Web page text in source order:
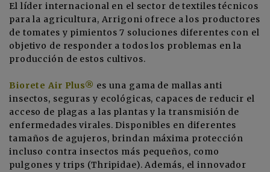
El líder internacional en el sector de textiles técnicos
para la agricultura, Arrigoni ofrece a los productores
de tomates y pimientos 7 soluciones diferentes con el
objetivo de responder a todos los problemas en la
producción de estos cultivos.
Biorete Air Plus® es una gama de mallas anti
insectos, seguras y ecológicas, capaces de reducir el
acceso de plagas a las plantas y la transmisión de
enfermedades virales. Disponibles en diferentes
tamaños de agujeros, brindan máxima protección
incluso contra insectos más pequeños, como
pulgones y trips (Thripidae). Además, el innovador